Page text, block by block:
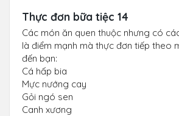
Thực đơn bữa tiệc 14
Các món ăn quen thuộc nhưng có
là điểm mạnh mà thực đơn tiếp theo
đến bạn:
Cá hấp bia
Mực nướng cay
Gỏi ngó sen
Canh xương